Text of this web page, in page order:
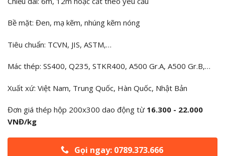
Bề mặt: Đen, mạ kẽm, nhúng kẽm nóng
Tiêu chuẩn: TCVN, JIS, ASTM,…
Mác thép: SS400, Q235, STKR400, A500 Gr.A, A500 Gr.B,…
Xuất xứ: Việt Nam, Trung Quốc, Hàn Quốc, Nhật Bản
Đơn giá thép hộp 200x300 dao động từ 16.300 - 22.000
VNĐ/kg
Gọi ngay: 0789.373.666